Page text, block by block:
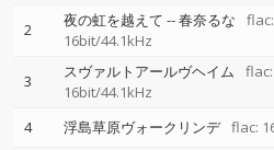
2 夜の虹を越えて --春奈るな
flac:
16bit/44.1kHz
3 スヴァルトアールヴヘイム
flac:
16bit/44.1kHz
4 浮島草原ヴォークリンデ flac: